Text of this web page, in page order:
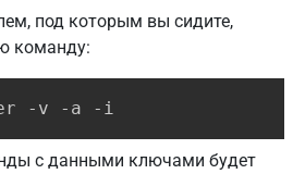
под которым вы сидите,
команду:
-v -a -i
с данными ключами будет